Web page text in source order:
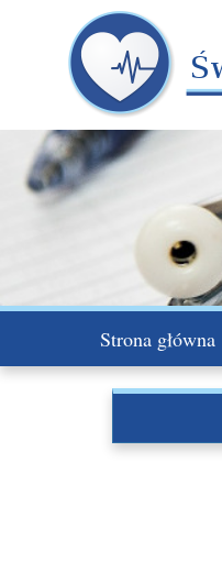
Strona główna